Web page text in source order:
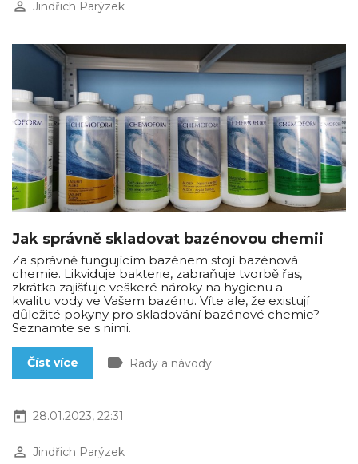
perm_identity Jindřich Parýzek
Jak správně skladovat bazénovou chemii
Za správně fungujícím bazénem stojí bazénová
chemie. Likviduje bakterie, zabraňuje tvorbě řas,
zkrátka zajišťuje veškeré nároky na hygienu a
kvalitu vody ve Vašem bazénu. Víte ale, že existují
důležité pokyny pro skladování bazénové chemie?
Seznamte se s nimi.
Číst více label Rady a návody
today 28.01.2023, 22:31
perm_identity Jindřich Parýzek